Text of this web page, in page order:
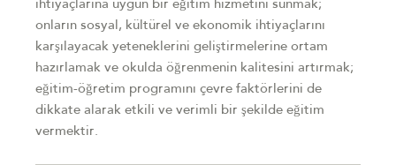
ihtiyaçlarına uygun bir eğitim hizmetini sunmak;
onların sosyal, kültürel ve ekonomik ihtiyaçlarını
karşılayacak yeteneklerini geliştirmelerine ortam
hazırlamak ve okulda öğrenmenin kalitesini artırmak;
eğitim-öğretim programını çevre faktörlerini de
dikkate alarak etkili ve verimli bir şekilde eğitim
vermektir.